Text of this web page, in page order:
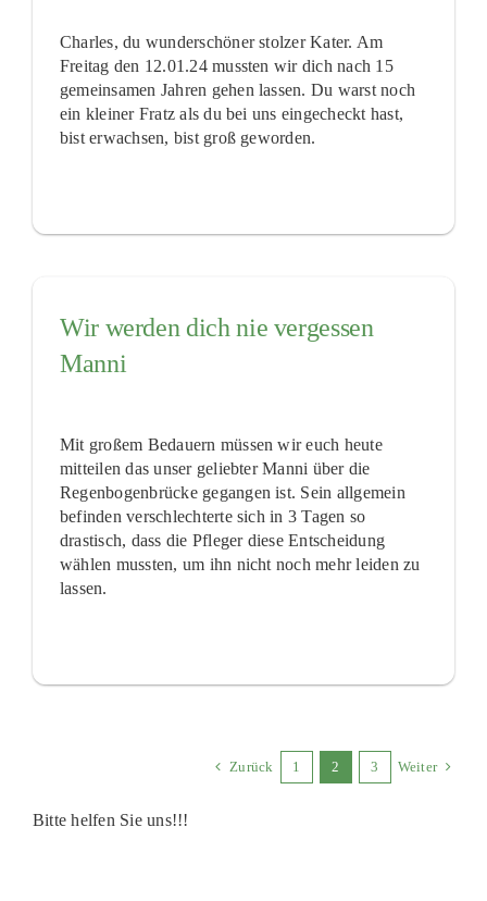
Charles, du wunderschöner stolzer Kater. Am
Freitag den 12.01.24 mussten wir dich nach 15
gemeinsamen Jahren gehen lassen. Du warst noch
ein kleiner Fratz als du bei uns eingecheckt hast,
bist erwachsen, bist groß geworden.
Wir werden dich nie vergessen
Manni
Mit großem Bedauern müssen wir euch heute
mitteilen das unser geliebter Manni über die
Regenbogenbrücke gegangen ist. Sein allgemein
befinden verschlechterte sich in 3 Tagen so
drastisch, dass die Pfleger diese Entscheidung
wählen mussten, um ihn nicht noch mehr leiden zu
lassen.
Zurück 1 2 3 Weiter
Bitte helfen Sie uns!!!